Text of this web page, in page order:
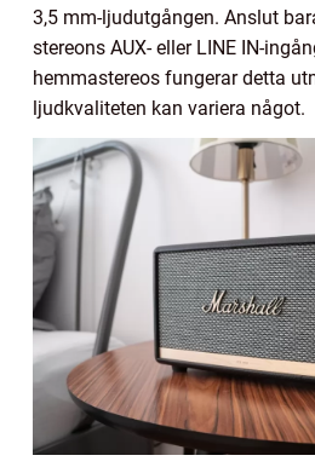
3,5 mm-ljudutgången. Anslut
stereons AUX- eller LINE IN-
hemmastereos fungerar detta
ljudkvaliteten kan variera något.